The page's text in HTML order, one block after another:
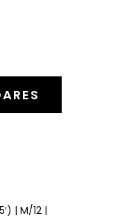
| M/12 |